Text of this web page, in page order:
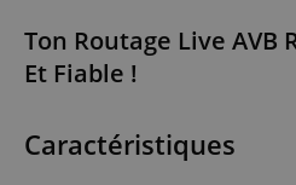
Ton Routage Live AVB
Et Fiable !
Caractéristiques